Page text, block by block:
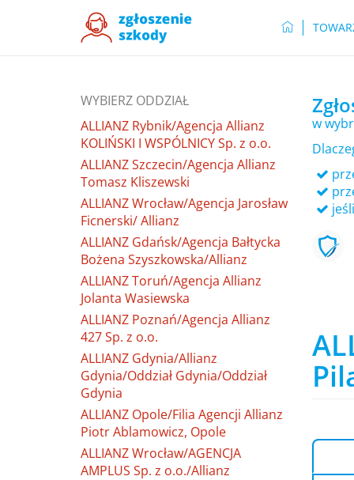
WYBIERZ ODDZIAŁ
ALLIANZ Rybnik/Agencja Allianz
KOLIŃSKI I WSPÓLNICY Sp. z o.o.
ALLIANZ Szczecin/Agencja Allianz
Tomasz Kliszewski
ALLIANZ Wrocław/Agencja Jarosław
Ficnerski/ Allianz
ALLIANZ Gdańsk/Agencja Bałtycka
Bożena Szyszkowska/Allianz
ALLIANZ Toruń/Agencja Allianz
Jolanta Wasiewska
ALLIANZ Poznań/Agencja Allianz
427 Sp. z o.o.
ALLIANZ Gdynia/Allianz
Gdynia/Oddział Gdynia/Oddział
Gdynia
ALLIANZ Opole/Filia Agencji Allianz
Piotr Ablamowicz, Opole
ALLIANZ Wrocław/AGENCJA
AMPLUS Sp. z o.o./Allianz
w